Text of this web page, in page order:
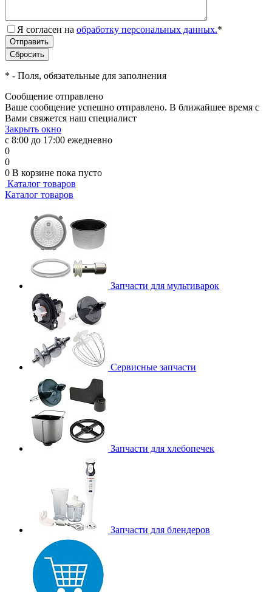
Я согласен на обработку персональных данных.*
* - Поля, обязательные для заполнения
Сообщение отправлено
Ваше сообщение успешно отправлено. В ближайшее время с
Вами свяжется наш специалист
Закрыть окно
с 8:00 до 17:00 ежедневно
0
0
0 В корзине пока пусто
Каталог товаров
Каталог товаров
Запчасти для мультиварок
Сервисные запчасти
Запчасти для хлебопечек
Запчасти для блендеров